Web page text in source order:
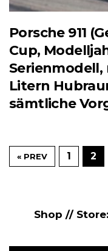
Porsche 911
Cup,
Serienmodell,
Litern
sämtliche
« PREV 1 2
Shop //